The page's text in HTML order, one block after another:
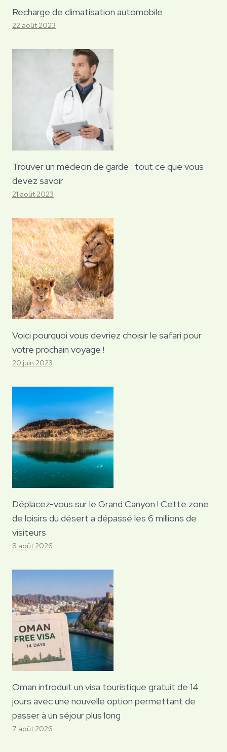
Recharge de climatisation automobile
22 août 2023
Trouver un médecin de garde : tout ce que vous
devez savoir
21 août 2023
Voici pourquoi vous devriez choisir le safari pour
votre prochain voyage !
20 juin 2023
Déplacez-vous sur le Grand Canyon ! Cette zone
de loisirs du désert a dépassé les 6 millions de
visiteurs
8 août 2026
Oman introduit un visa touristique gratuit de 14
jours avec une nouvelle option permettant de
passer à un séjour plus long
7 août 2026